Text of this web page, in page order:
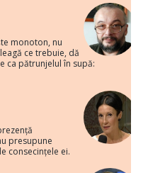
monoton, nu
ce trebuie, dă
ca pătrunjelul în supă:
presupune
consecințele ei.